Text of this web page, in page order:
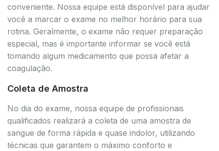
conveniente. Nossa equipe está disponível para ajudar
você a marcar o exame no melhor horário para sua
rotina. Geralmente, o exame não requer preparação
especial, mas é importante informar se você está
tomando algum medicamento que possa afetar a
coagulação.
Coleta de Amostra
No dia do exame, nossa equipe de profissionais
qualificados realizará a coleta de uma amostra de
sangue de forma rápida e quase indolor, utilizando
técnicas que garantem o máximo conforto e